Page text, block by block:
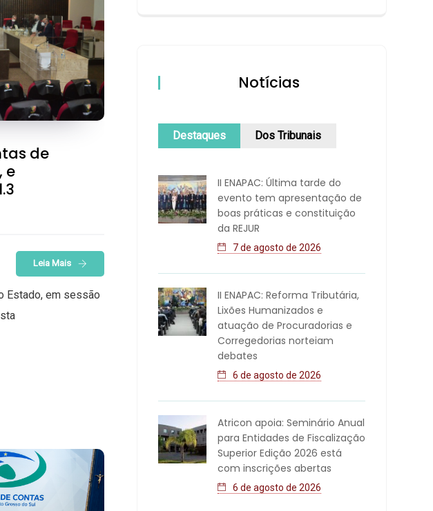
de
e
Leia Mais
Estado, em sessão
Notícias
Destaques Dos Tribunais
II ENAPAC: Última tarde do
evento tem apresentação de
boas práticas e constituição
da REJUR
7 de agosto de 2026
II ENAPAC: Reforma Tributária,
Lixões Humanizados e
atuação de Procuradorias e
Corregedorias norteiam
debates
6 de agosto de 2026
Atricon apoia: Seminário Anual
para Entidades de Fiscalização
Superior Edição 2026 está
com inscrições abertas
6 de agosto de 2026